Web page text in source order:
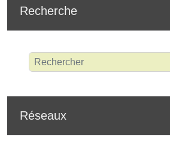
Recherche
Réseaux